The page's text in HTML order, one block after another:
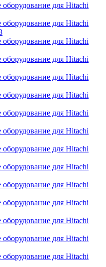
оборудование для Hitachi
оборудование для Hitachi
оборудование для Hitachi
оборудование для Hitachi
оборудование для Hitachi
оборудование для Hitachi
оборудование для Hitachi
оборудование для Hitachi
оборудование для Hitachi
оборудование для Hitachi
оборудование для Hitachi
оборудование для Hitachi
оборудование для Hitachi
оборудование для Hitachi
оборудование для Hitachi